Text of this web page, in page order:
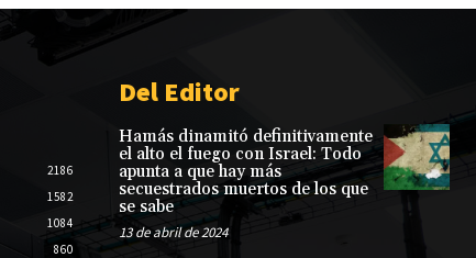
2186
1582
1084
860
Del Editor
Hamás dinamitó definitivamente
el alto el fuego con Israel: Todo
apunta a que hay más
secuestrados muertos de los que
se sabe
13 de abril de 2024